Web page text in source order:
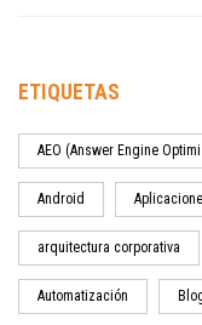
ETIQUETAS
AEO (Answer Engine
Android
arquitectura corporativa
Automatización